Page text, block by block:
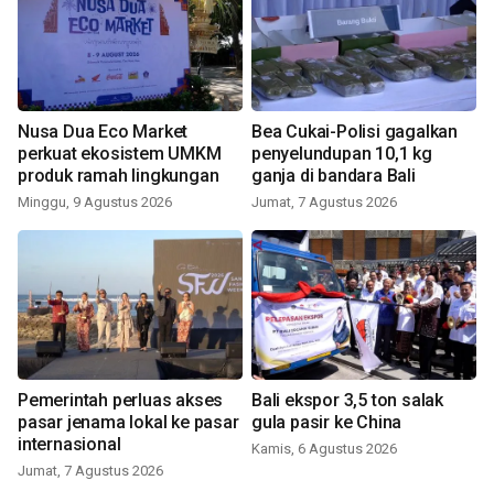
Nusa Dua Eco Market
perkuat ekosistem UMKM
produk ramah lingkungan
Minggu, 9 Agustus 2026
Bea Cukai-Polisi gagalkan
penyelundupan 10,1 kg
ganja di bandara Bali
Jumat, 7 Agustus 2026
Pemerintah perluas akses
pasar jenama lokal ke pasar
internasional
Jumat, 7 Agustus 2026
Bali ekspor 3,5 ton salak
gula pasir ke China
Kamis, 6 Agustus 2026